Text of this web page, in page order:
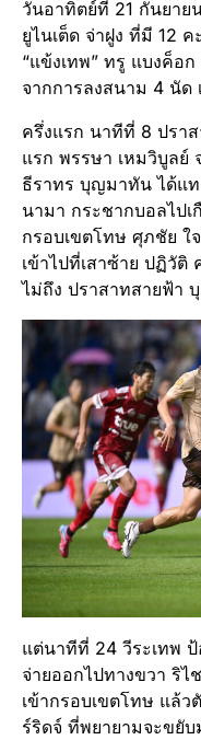
วันอาทิตย์ที่ 21 กันยาย
ยูไนเต็ด จ่าฝูง ที่มี 12
“แข้งเทพ” ทรู แบงค็อ
จากการลงสนาม 4 นัด
ครึ่งแรก นาทีที่ 8 ปรา
แรก พรรษา เหมวิบูลย์
ธีราทร บุญมาทัน ได้แ
นามา กระชากบอลไปเ
กรอบเขตโทษ ศุภชัย ใ
เข้าไปที่เสาซ้าย ปฏิวั
ไม่ถึง ปราสาทสายฟ้า
แต่นาทีที่ 24 วีระเทพ
จ่ายออกไปทางขวา ริ
เข้ากรอบเขตโทษ แล้ว
ร์ริดจ์ ที่พยายามจะขยั